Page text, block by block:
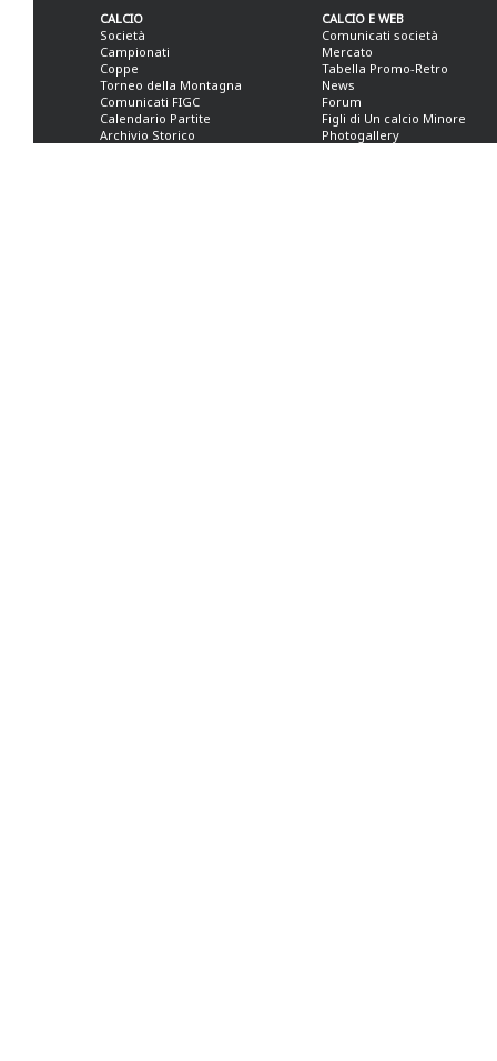
CALCIO
Società
Campionati
Coppe
Torneo della Montagna
Comunicati FIGC
Calendario Partite
Archivio Storico
CALCIO E WEB
Comunicati società
Mercato
Tabella Promo-Retro
News
Forum
Figli di Un calcio Minore
Photogallery